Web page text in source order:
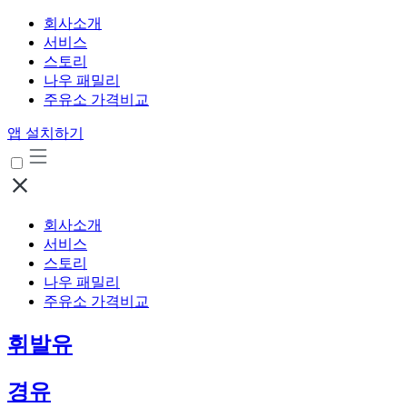
회사소개
서비스
스토리
나우 패밀리
주유소 가격비교
앱 설치하기
회사소개
서비스
스토리
나우 패밀리
주유소 가격비교
휘발유
경유